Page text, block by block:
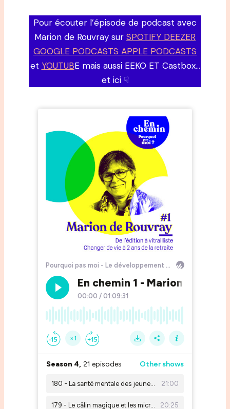
Pour écouter l’épisode de podcast avec
Marion de Rouvray sur SPOTIFY DEEZER
GOOGLE PODCASTS APPLE PODCASTS
et YOUTUBE mais aussi EEKO ET Castbox…
et ici ☟